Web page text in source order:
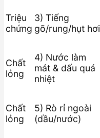
Triệu
chứng
3) Tiếng
gõ/rung/hụt hơi
Chất
lỏng
4) Nước làm
mát & dấu quá
nhiệt
Chất
lỏng
5) Rò rỉ ngoài
(dầu/nước)